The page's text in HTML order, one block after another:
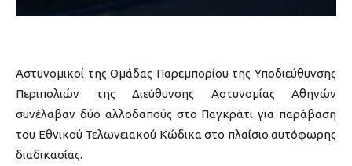
Αστυνομικοί της Ομάδας Παρεμπορίου της Υποδιεύθυνσης
Περιπολιών της Διεύθυνσης Αστυνομίας Αθηνών
συνέλαβαν δύο αλλοδαπούς στο Παγκράτι για παράβαση
του Εθνικού Τελωνειακού Κώδικα στο πλαίσιο αυτόφωρης
διαδικασίας.